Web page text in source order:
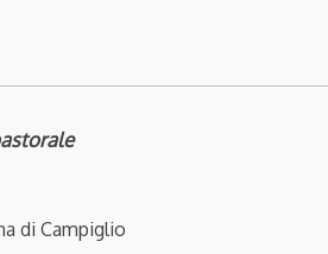
di Campiglio